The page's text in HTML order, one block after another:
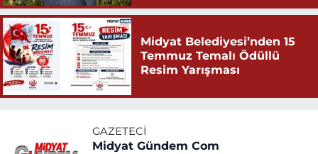
Midyat Belediyesi’nden 15
Temmuz Temalı Ödüllü
Resim Yarışması
GAZETECI
Midyat Gündem Com